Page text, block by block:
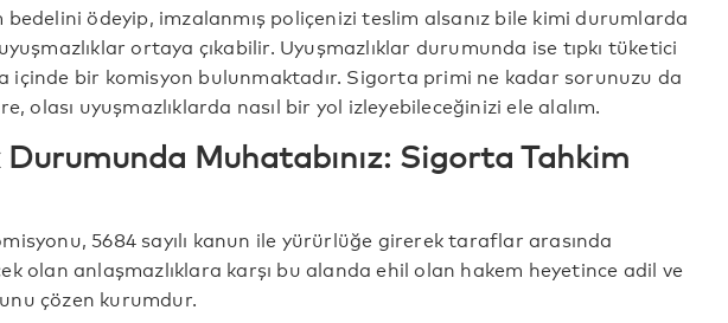
ödeyip, imzalanmış poliçenizi teslim alsanız bile kimi durumlarda
ortaya çıkabilir. Uyuşmazlıklar durumunda ise tıpkı tüketici
içinde bir komisyon bulunmaktadır. Sigorta primi ne kadar sorunuzu da
olası uyuşmazlıklarda nasıl bir yol izleyebileceğinizi ele alalım.
Durumunda Muhatabınız: Sigorta Tahkim
5684 sayılı kanun ile yürürlüğe girerek taraflar arasında
olan anlaşmazlıklara karşı bu alanda ehil olan hakem heyetince adil ve
çözen kurumdur.